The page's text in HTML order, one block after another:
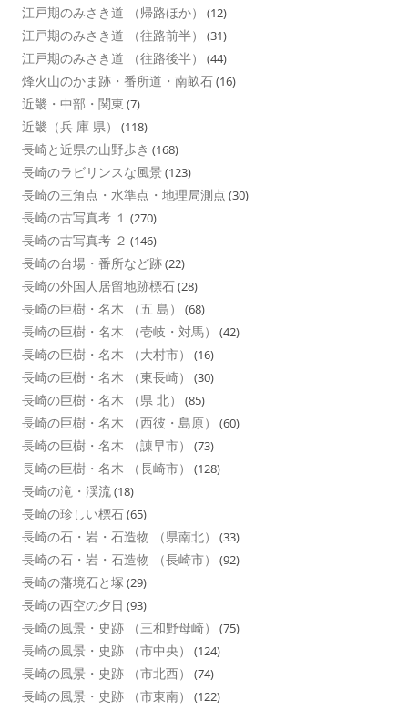
江戸期のみさき道 （帰路ほか） (12)
江戸期のみさき道 （往路前半） (31)
江戸期のみさき道 （往路後半） (44)
烽火山のかま跡・番所道・南畝石(16)
近畿・中部・関東 (7)
近畿（兵 庫 県） (118)
長崎と近県の山野歩き (168)
長崎のラビリンスな風景 (123)
長崎の三角点・水準点・地理局測点 (30)
長崎の古写真考 １ (270)
長崎の古写真考 ２ (146)
長崎の台場・番所など跡(22)
長崎の外国人居留地跡標石(28)
長崎の巨樹・名木 （五 島） (68)
長崎の巨樹・名木 （壱岐・対馬） (42)
長崎の巨樹・名木 （大村市） (16)
長崎の巨樹・名木 （東長崎） (30)
長崎の巨樹・名木 （県 北） (85)
長崎の巨樹・名木 （西彼・島原） (60)
長崎の巨樹・名木 （諌早市） (73)
長崎の巨樹・名木 （長崎市） (128)
長崎の滝・渓流(18)
長崎の珍しい標石(65)
長崎の石・岩・石造物 （県南北） (33)
長崎の石・岩・石造物 （長崎市） (92)
長崎の藩境石と塚 (29)
長崎の西空の夕日 (93)
長崎の風景・史跡 （三和野母崎） (75)
長崎の風景・史跡 （市中央） (124)
長崎の風景・史跡 （市北西） (74)
長崎の風景・史跡 （市東南） (122)